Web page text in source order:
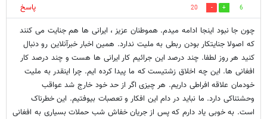
6
20
پاسخ
چون جا نبود اینجا ادامه میدم. هموطنان عزیز ، ایرانی ها هم جنایت می کنند
که اصولا جنایتکار بودن ربطی به ملیت ندارد. همین اخبار خبرآنلاین رو دنبال
کنید هر روز لطفا. چند درصد این جرائیم کار ایرانی ها هست و چند درصد کار
افغانی ها. این چه اخلاق زشتیست که ما پیدا کرده ایم. چرا اینقدر به ملیت
خودمان علاقه افراطی داریم. هر چیزی اگر از حد خود خارج شد عواقب
وحشتناکی دارد. ما نباید در دام این افکار و تعصبات بیوفتیم. این خطرناک
است. به خوبی یاد دارم که پس از جریان خفاش شب حملات بسیاری به افغانی